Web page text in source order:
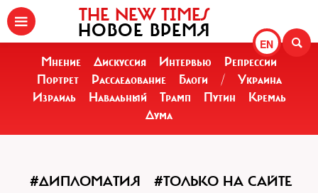
EN
THE NEW TIMES
НОВОЕ ВРЕМЯ
Мнение Дискуссия Интервью
Репрессии
Портрет
Расследование Блоги /
Украина
Израиль
Навальный Трамп Путин
Кремль
Дума
#ДИПЛОМАТИЯ #ТОЛЬКО НА САЙТЕ